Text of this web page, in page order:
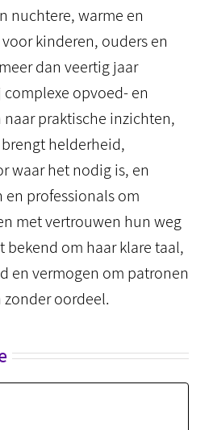
nuchtere, warme en
kinderen, ouders en
dan veertig jaar
opvoed- en
praktische inzichten,
helderheid,
waar het nodig is, en
professionals om
met vertrouwen hun weg
bekend om haar klare taal,
en vermogen om patronen
oordeel.